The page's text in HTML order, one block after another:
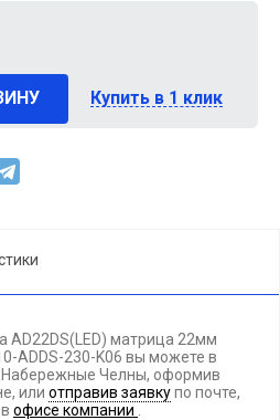
Купить в 1 клик
AD22DS(LED) матрица 22мм
ADDS-230-K06 вы можете в
Челны, оформив
или отправив заявкупо почте,
офисе компании